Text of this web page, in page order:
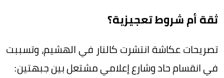
ثقة أم شروط تعجيزية؟
تصريحات عكاشة انتشرت كالنار في الهشيم، وتسببت
في انقسام حاد وشارع إعلامي مشتعل بين جبهتين: